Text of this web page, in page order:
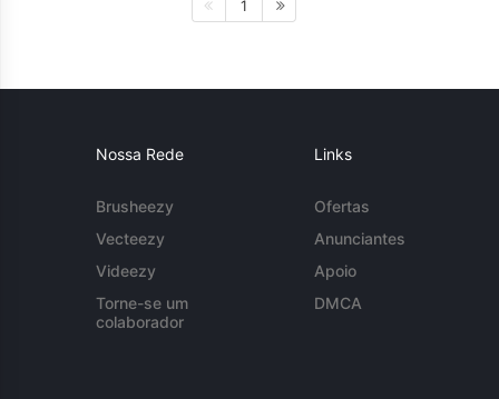
1
Nossa Rede
Brusheezy
Vecteezy
Videezy
Torne-se um
colaborador
Links
Ofertas
Anunciantes
Apoio
DMCA